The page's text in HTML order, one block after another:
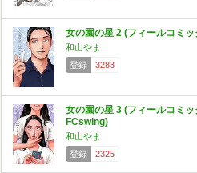
女の園の星 2 (フィールコミッ
和山やま
登録
3283
女の園の星 3 (フィールコミッ
FCswing)
和山やま
登録
2325